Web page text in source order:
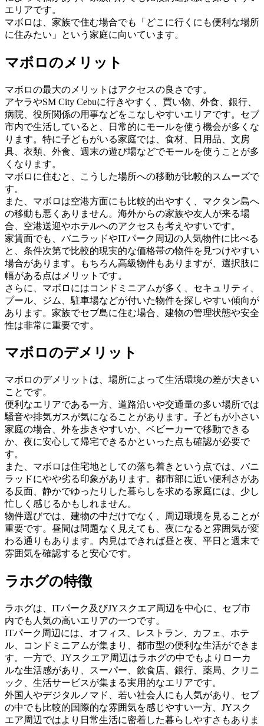
エリアです。
マボロは、家族で住む場合でも「どこに行くにも便利な場所
に住みたい」という家庭に向いています。
マボロのメリット
マボロの最大のメリットはアクセスの良さです。
アヤラやSM City Cebuに行きやすく、買い物、外食、銀行、
病院、役所関係の用事などをこなしやすいエリアです。セブ
市内で生活していると、日常的にモールを使う機会が多くな
ります。特に子どもがいる家庭では、食材、日用品、文房
具、衣類、外食、週末の遊び場などでモールを使うことが多
くなります。
マボロに住むと、こうした場所への移動が比較的スムーズで
す。
また、マボロは空港方面にも比較的出やすく、マクタン島へ
の移動も悪くありません。海外からの家族や友人が来る場
合、空港送迎やホテルへのアクセスも考えやすいです。
家賃面でも、バニラッドやITパーク周辺の人気物件に比べる
と、条件次第で比較的現実的な価格帯の物件を見つけやすい
場合があります。もちろん高級物件もありますが、選択肢に
幅がある点はメリットです。
さらに、マボロにはコンドミニアムが多く、セキュリティ、
プール、ジム、駐車場などが付いた物件を探しやすい傾向が
あります。家族でセブ島に住む場合、建物の管理状態や安全
性は非常に重要です。
マボロのデメリット
マボロのデメリットは、場所によって生活環境の差が大きい
ことです。
便利なエリアである一方、道路沿いや交通量の多い場所では
騒音や排気ガスが気になることがあります。子どもが小さい
家庭の場合、外を歩きやすいか、ベビーカーで移動できる
か、夜に安心して帰宅できるかといった点も確認が必要で
す。
また、マボロは住宅地としての落ち着きという点では、バニ
ラッドにやや劣る印象があります。都市部に近い便利さがあ
る反面、静かでゆったりした暮らしを求める家庭には、少し
忙しく感じるかもしれません。
物件選びでは、建物の中だけでなく、周辺環境を見ることが
重要です。昼間は問題なく見えても、夜になると雰囲気が変
わる通りもあります。内見はできれば昼と夜、平日と週末で
雰囲気を確認すると安心です。
ラホグの特徴
ラホグは、ITパーク及びJYスクエア周辺を中心に、セブ市
内でも人気の高いエリアの一つです。
ITパーク周辺には、オフィス、レストラン、カフェ、ホテ
ル、コンドミニアムが集まり、都市型の便利な生活ができま
す。一方で、JYスクエア周辺はラホグの中でもよりローカ
ルな生活感があり、スーパー、飲食店、銀行、薬局、クリニ
ック、生活サービスが集まる実用的なエリアです。
外国人やデジタルノマド、若い社会人にも人気があり、セブ
の中でも比較的国際的な雰囲気を感じやすい一方、JYスク
エア周辺ではより日常生活に密着した暮らしやすさもありま